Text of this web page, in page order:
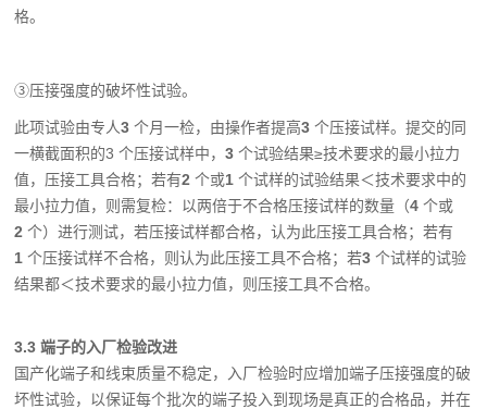
格。
③压接强度的破坏性试验。
此项试验由专人3 个月一检，由操作者提高3个压接试样。提交的同
一横截面积的3 个压接试样中，3个试验结果≥技术要求的最小拉力
值，压接工具合格；若有2 个或1个试样的试验结果＜技术要求中的
最小拉力值，则需复检：以两倍于不合格压接试样的数量（4 个或
2个）进行测试，若压接试样都合格，认为此压接工具合格；若有
1 个压接试样不合格，则认为此压接工具不合格；若3 个试样的试验
结果都＜技术要求的最小拉力值，则压接工具不合格。
3.3 端子的入厂检验改进
国产化端子和线束质量不稳定，入厂检验时应增加端子压接强度的破
坏性试验，以保证每个批次的端子投入到现场是真正的合格品，并在